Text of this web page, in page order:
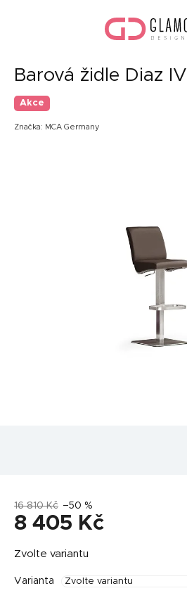
Barová židle Diaz IV
Akce
Značka: MCA Germany
16 810 Kč –50 %
8 405 Kč
cena:
Zvolte variantu
Varianta